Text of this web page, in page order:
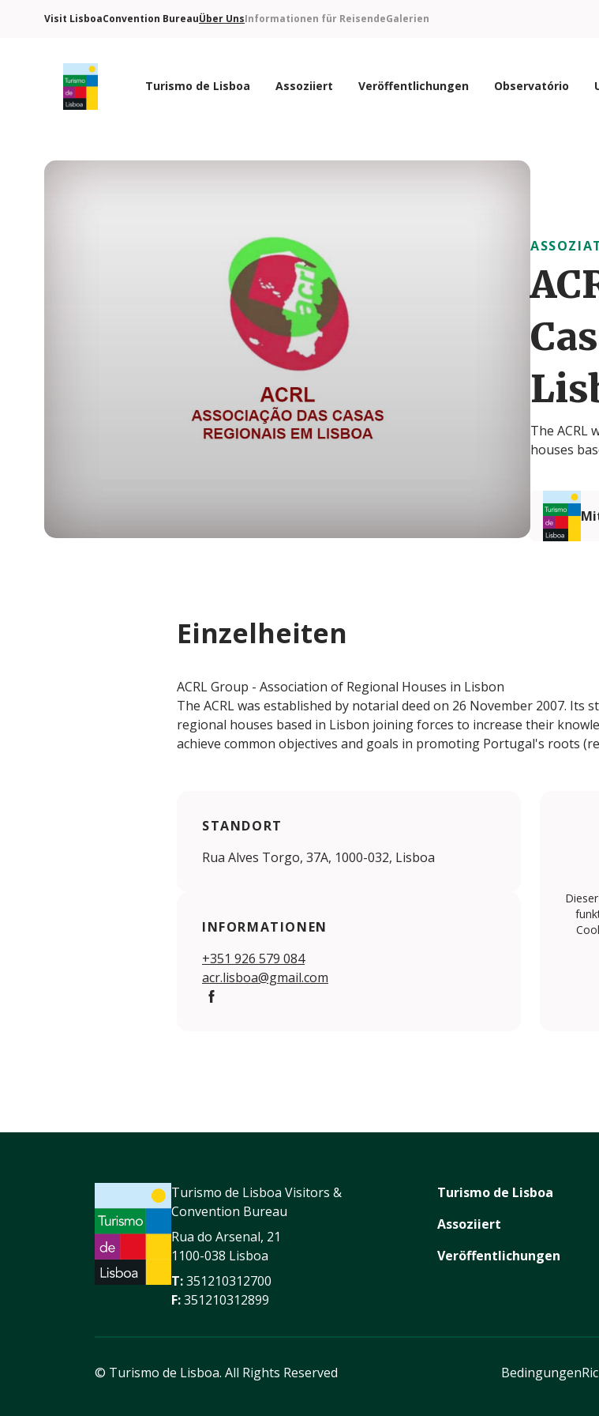
Visit LisboaConvention BureauÜber UnsInformationen für ReisendeGalerien
Turismo de Lisboa Assoziiert Veröffentlichungen Observatório
The ACRL
houses
Einzelheiten
ACRL Group - Association of Regional Houses in Lisbon
The ACRL was established by notarial deed on 26 November 2007.
regional houses based in Lisbon joining forces to increase their
achieve common objectives and goals in promoting Portugal's roots
STANDORT
Rua Alves Torgo, 37A, 1000-032, Lisboa
INFORMATIONEN
+351 926 579 084
acr.lisboa@gmail.com
Turismo de Lisboa Visitors &
Convention Bureau
Rua do Arsenal, 21
1100-038 Lisboa
T:351210312700
F:351210312899
Turismo de Lisboa
Assoziiert
Veröffentlichungen
© Turismo de Lisboa. All Rights Reserved Bedingungen